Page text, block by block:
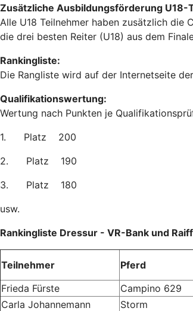
Zusätzliche Ausbildungsförderung U18-
Alle U18 Teilnehmer haben zusätzlich die
die drei besten Reiter (U18) aus dem
Rankingliste:
Die Rangliste wird auf der Internetseite
Qualifikationswertung:
Wertung nach Punkten je
1. Platz 200
2. Platz 190
3. Platz 180
usw.
Rankingliste Dressur - VR-Bank und
Teilnehmer Pferd
Frieda Fürste
Campino 629
Carla Johannemann
Storm